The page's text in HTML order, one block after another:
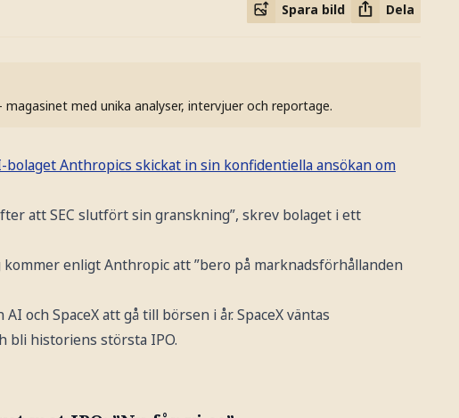
Spara bild Dela
magasinet med unika analyser, intervjuer och reportage.
bolaget Anthropics skickat in sin konfidentiella ansökan om
att SEC slutfört sin granskning”, skrev bolaget i ett
enligt Anthropic att ”bero på marknadsförhållanden
och SpaceX att gå till börsen i år. SpaceX väntas
bli historiens största IPO.